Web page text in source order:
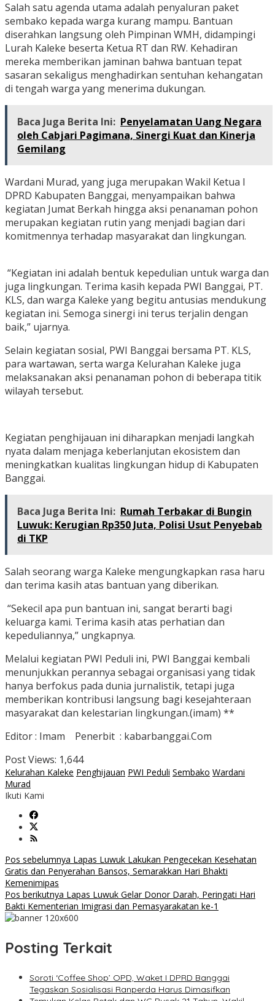
Salah satu agenda utama adalah penyaluran paket
sembako kepada warga kurang mampu. Bantuan
diserahkan langsung oleh Pimpinan WMH, didampingi
Lurah Kaleke beserta Ketua RT dan RW. Kehadiran
mereka memberikan jaminan bahwa bantuan tepat
sasaran sekaligus menghadirkan sentuhan kehangatan
di tengah warga yang menerima dukungan.
Baca Juga Berita Ini: Penyelamatan Uang Negara
oleh Cabjari Pagimana, Sinergi Kuat dan Kinerja
Gemilang
Wardani Murad, yang juga merupakan Wakil Ketua I
DPRD Kabupaten Banggai, menyampaikan bahwa
kegiatan Jumat Berkah hingga aksi penanaman pohon
merupakan kegiatan rutin yang menjadi bagian dari
komitmennya terhadap masyarakat dan lingkungan.
“Kegiatan ini adalah bentuk kepedulian untuk warga dan
juga lingkungan. Terima kasih kepada PWI Banggai, PT.
KLS, dan warga Kaleke yang begitu antusias mendukung
kegiatan ini. Semoga sinergi ini terus terjalin dengan
baik,” ujarnya.
Selain kegiatan sosial, PWI Banggai bersama PT. KLS,
para wartawan, serta warga Kelurahan Kaleke juga
melaksanakan aksi penanaman pohon di beberapa titik
wilayah tersebut.
Kegiatan penghijauan ini diharapkan menjadi langkah
nyata dalam menjaga keberlanjutan ekosistem dan
meningkatkan kualitas lingkungan hidup di Kabupaten
Banggai.
Baca Juga Berita Ini: Rumah Terbakar di Bungin
Luwuk: Kerugian Rp350 Juta, Polisi Usut Penyebab
di TKP
Salah seorang warga Kaleke mengungkapkan rasa haru
dan terima kasih atas bantuan yang diberikan.
“Sekecil apa pun bantuan ini, sangat berarti bagi
keluarga kami. Terima kasih atas perhatian dan
kepeduliannya,” ungkapnya.
Melalui kegiatan PWI Peduli ini, PWI Banggai kembali
menunjukkan perannya sebagai organisasi yang tidak
hanya berfokus pada dunia jurnalistik, tetapi juga
memberikan kontribusi langsung bagi kesejahteraan
masyarakat dan kelestarian lingkungan.(imam) **
Editor : Imam Penerbit : kabarbanggai.Com
Post Views: 1,644
Kelurahan Kaleke Penghijauan PWI Peduli Sembako Wardani
Murad
Ikuti Kami
Navigasi
pos
Pos sebelumnya Lapas Luwuk Lakukan Pengecekan Kesehatan
Gratis dan Penyerahan Bansos, Semarakkan Hari Bhakti
Kemenimipas
Pos berikutnya Lapas Luwuk Gelar Donor Darah, Peringati Hari
Bakti Kementerian Imigrasi dan Pemasyarakatan ke-1
Posting Terkait
Soroti ‘Coffee Shop’ OPD, Waket I DPRD Banggai
Tegaskan Sosialisasi Ranperda Harus Dimasifkan